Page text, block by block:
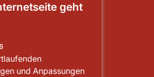
geht
und Anpassungen